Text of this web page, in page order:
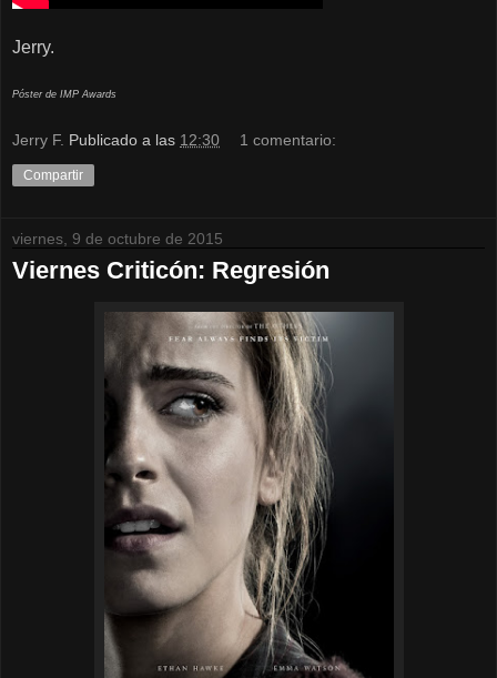
Jerry.
Póster de IMP Awards
Jerry F. Publicado a las 12:30 1 comentario:
Compartir
viernes, 9 de octubre de 2015
Viernes Criticón: Regresión